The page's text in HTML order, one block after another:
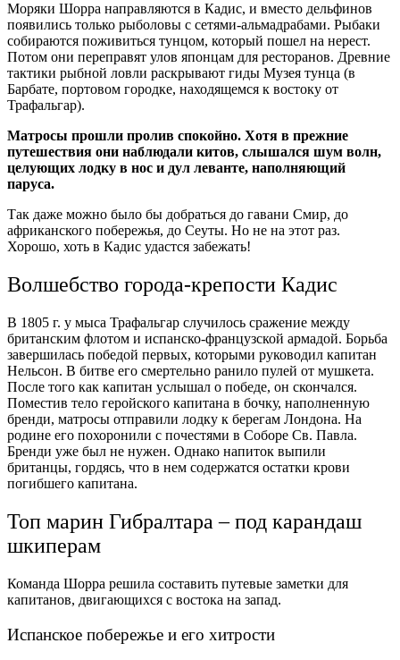
Моряки Шорра направляются в Кадис, и вместо дельфинов
появились только рыболовы с сетями-альмадрабами. Рыбаки
собираются поживиться тунцом, который пошел на нерест.
Потом они переправят улов японцам для ресторанов. Древние
тактики рыбной ловли раскрывают гиды Музея тунца (в
Барбате, портовом городке, находящемся к востоку от
Трафальгар).
Матросы прошли пролив спокойно. Хотя в прежние
путешествия они наблюдали китов, слышался шум волн,
целующих лодку в нос и дул леванте, наполняющий
паруса.
Так даже можно было бы добраться до гавани Смир, до
африканского побережья, до Сеуты. Но не на этот раз.
Хорошо, хоть в Кадис удастся забежать!
Волшебство города-крепости Кадис
В 1805 г. у мыса Трафальгар случилось сражение между
британским флотом и испанско-французской армадой. Борьба
завершилась победой первых, которыми руководил капитан
Нельсон. В битве его смертельно ранило пулей от мушкета.
После того как капитан услышал о победе, он скончался.
Поместив тело геройского капитана в бочку, наполненную
бренди, матросы отправили лодку к берегам Лондона. На
родине его похоронили с почестями в Соборе Св. Павла.
Бренди уже был не нужен. Однако напиток выпили
британцы, гордясь, что в нем содержатся остатки крови
погибшего капитана.
Топ марин Гибралтара – под карандаш
шкиперам
Команда Шорра решила составить путевые заметки для
капитанов, двигающихся с востока на запад.
Испанское побережье и его хитрости